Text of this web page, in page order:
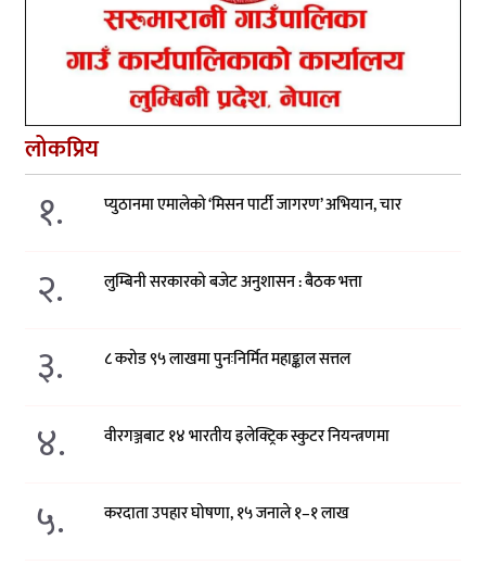
लोकप्रिय
१. प्युठानमा एमालेको ‘मिसन पार्टी जागरण’ अभियान, चार
२. लुम्बिनी सरकारको बजेट अनुशासन : बैठक भत्ता
३. ८ करोड ९५ लाखमा पुनःनिर्मित महाङ्काल सत्तल
४. वीरगञ्जबाट १४ भारतीय इलेक्ट्रिक स्कुटर नियन्त्रणमा
५. करदाता उपहार घोषणा, १५ जनाले १–१ लाख